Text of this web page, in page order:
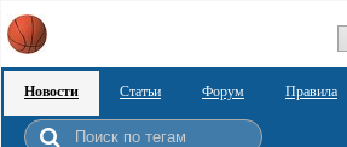
Новости Статьи Форум Правила